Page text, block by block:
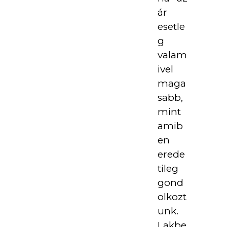
ár
esetle
g
valam
ivel
maga
sabb,
mint
amib
en
erede
tileg
gond
olkozt
unk.